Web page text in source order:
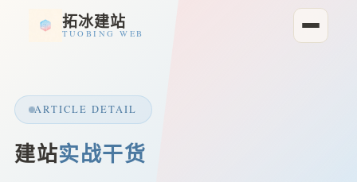
拓冰建站
TUOBING WEB
ARTICLE DETAIL
建站实战干货